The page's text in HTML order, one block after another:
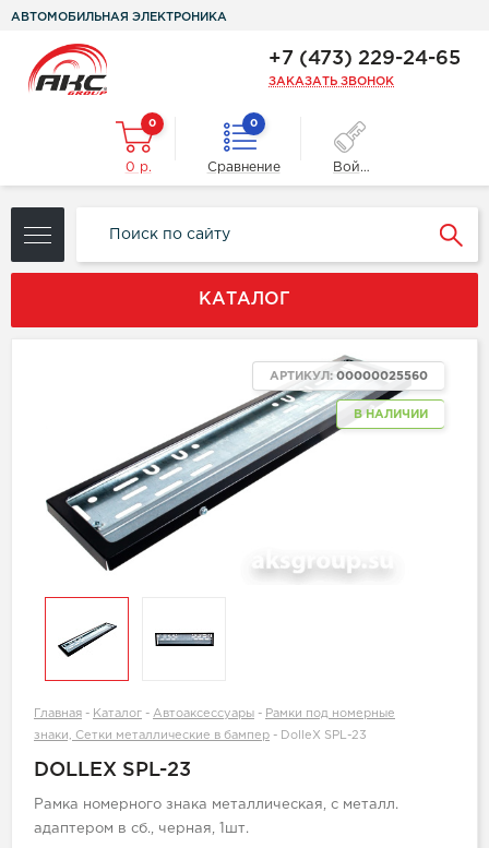
АВТОМОБИЛЬНАЯ ЭЛЕКТРОНИКА
+7 (473) 229-24-65
ЗАКАЗАТЬ ЗВОНОК
0
0 р.
0
Сравнение Войти
КАТАЛОГ
В НАЛИЧИИ
АРТИКУЛ: 00000025560
Главная - Каталог - Автоаксессуары - Рамки под номерные
знаки, Сетки металлические в бампер - DolleX SPL-23
DOLLEX SPL-23
Рамка номерного знака металлическая, с металл.
адаптером в сб., черная, 1шт.